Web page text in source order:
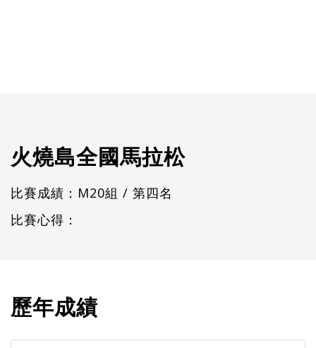
火燒島全國馬拉松
比賽成績：M20組 / 第四名
比賽心得：
歷年成績